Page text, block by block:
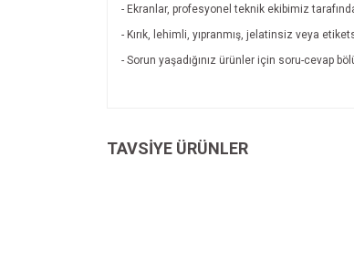
- Ekranlar, profesyonel teknik ekibimiz
- Kırık, lehimli, yıpranmış, jelatinsiz veya
- Sorun yaşadığınız ürünler için soru-cevap
Ürün resmi kalitesiz, bozuk veya
TAVSİYE ÜRÜNLER